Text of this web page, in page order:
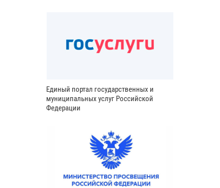
Единый портал государственных и
муниципальных услуг Российской
Федерации